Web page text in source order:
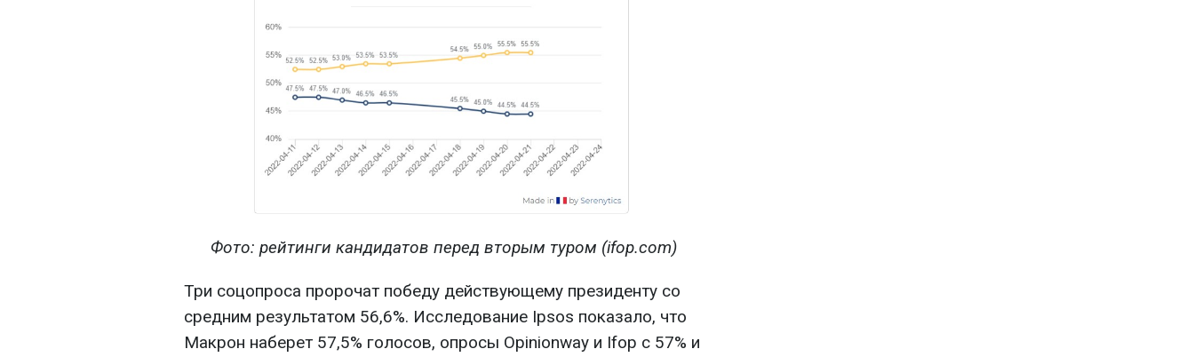
Фото: рейтинги кандидатов перед вторым туром (ifop.com)
Три соцопроса пророчат победу действующему президенту со
средним результатом 56,6%. Исследование Ipsos показало, что
Макрон наберет 57,5% голосов, опросы Opinionway и Ifop с 57% и